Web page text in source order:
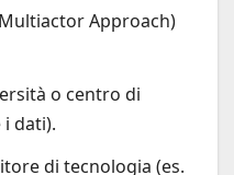
Approach)
o centro di
dati).
di tecnologia (es.